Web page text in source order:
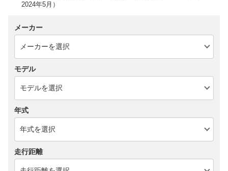
2024年5月）
メーカー
モデル
年式
走行距離